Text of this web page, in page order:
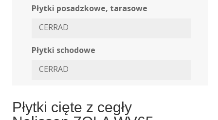
Płytki posadzkowe, tarasowe
CERRAD
Płytki schodowe
CERRAD
Płytki cięte z cegły